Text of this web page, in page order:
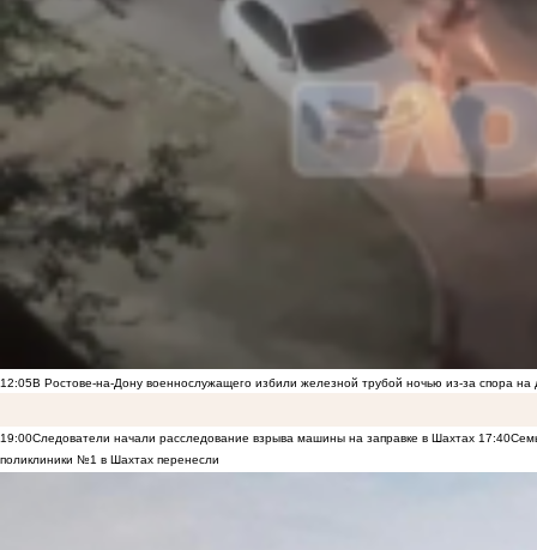
12:05В Ростове-на-Дону военнослужащего избили железной трубой ночью из-за спора на
19:00Следователи начали расследование взрыва машины на заправке в Шахтах 17:40
поликлиники №1 в Шахтах перенесли